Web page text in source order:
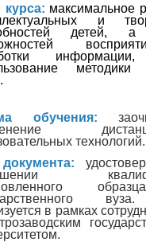
курса: максимальное
и
детей, а
методики
обучения:
технологий.
в рамках